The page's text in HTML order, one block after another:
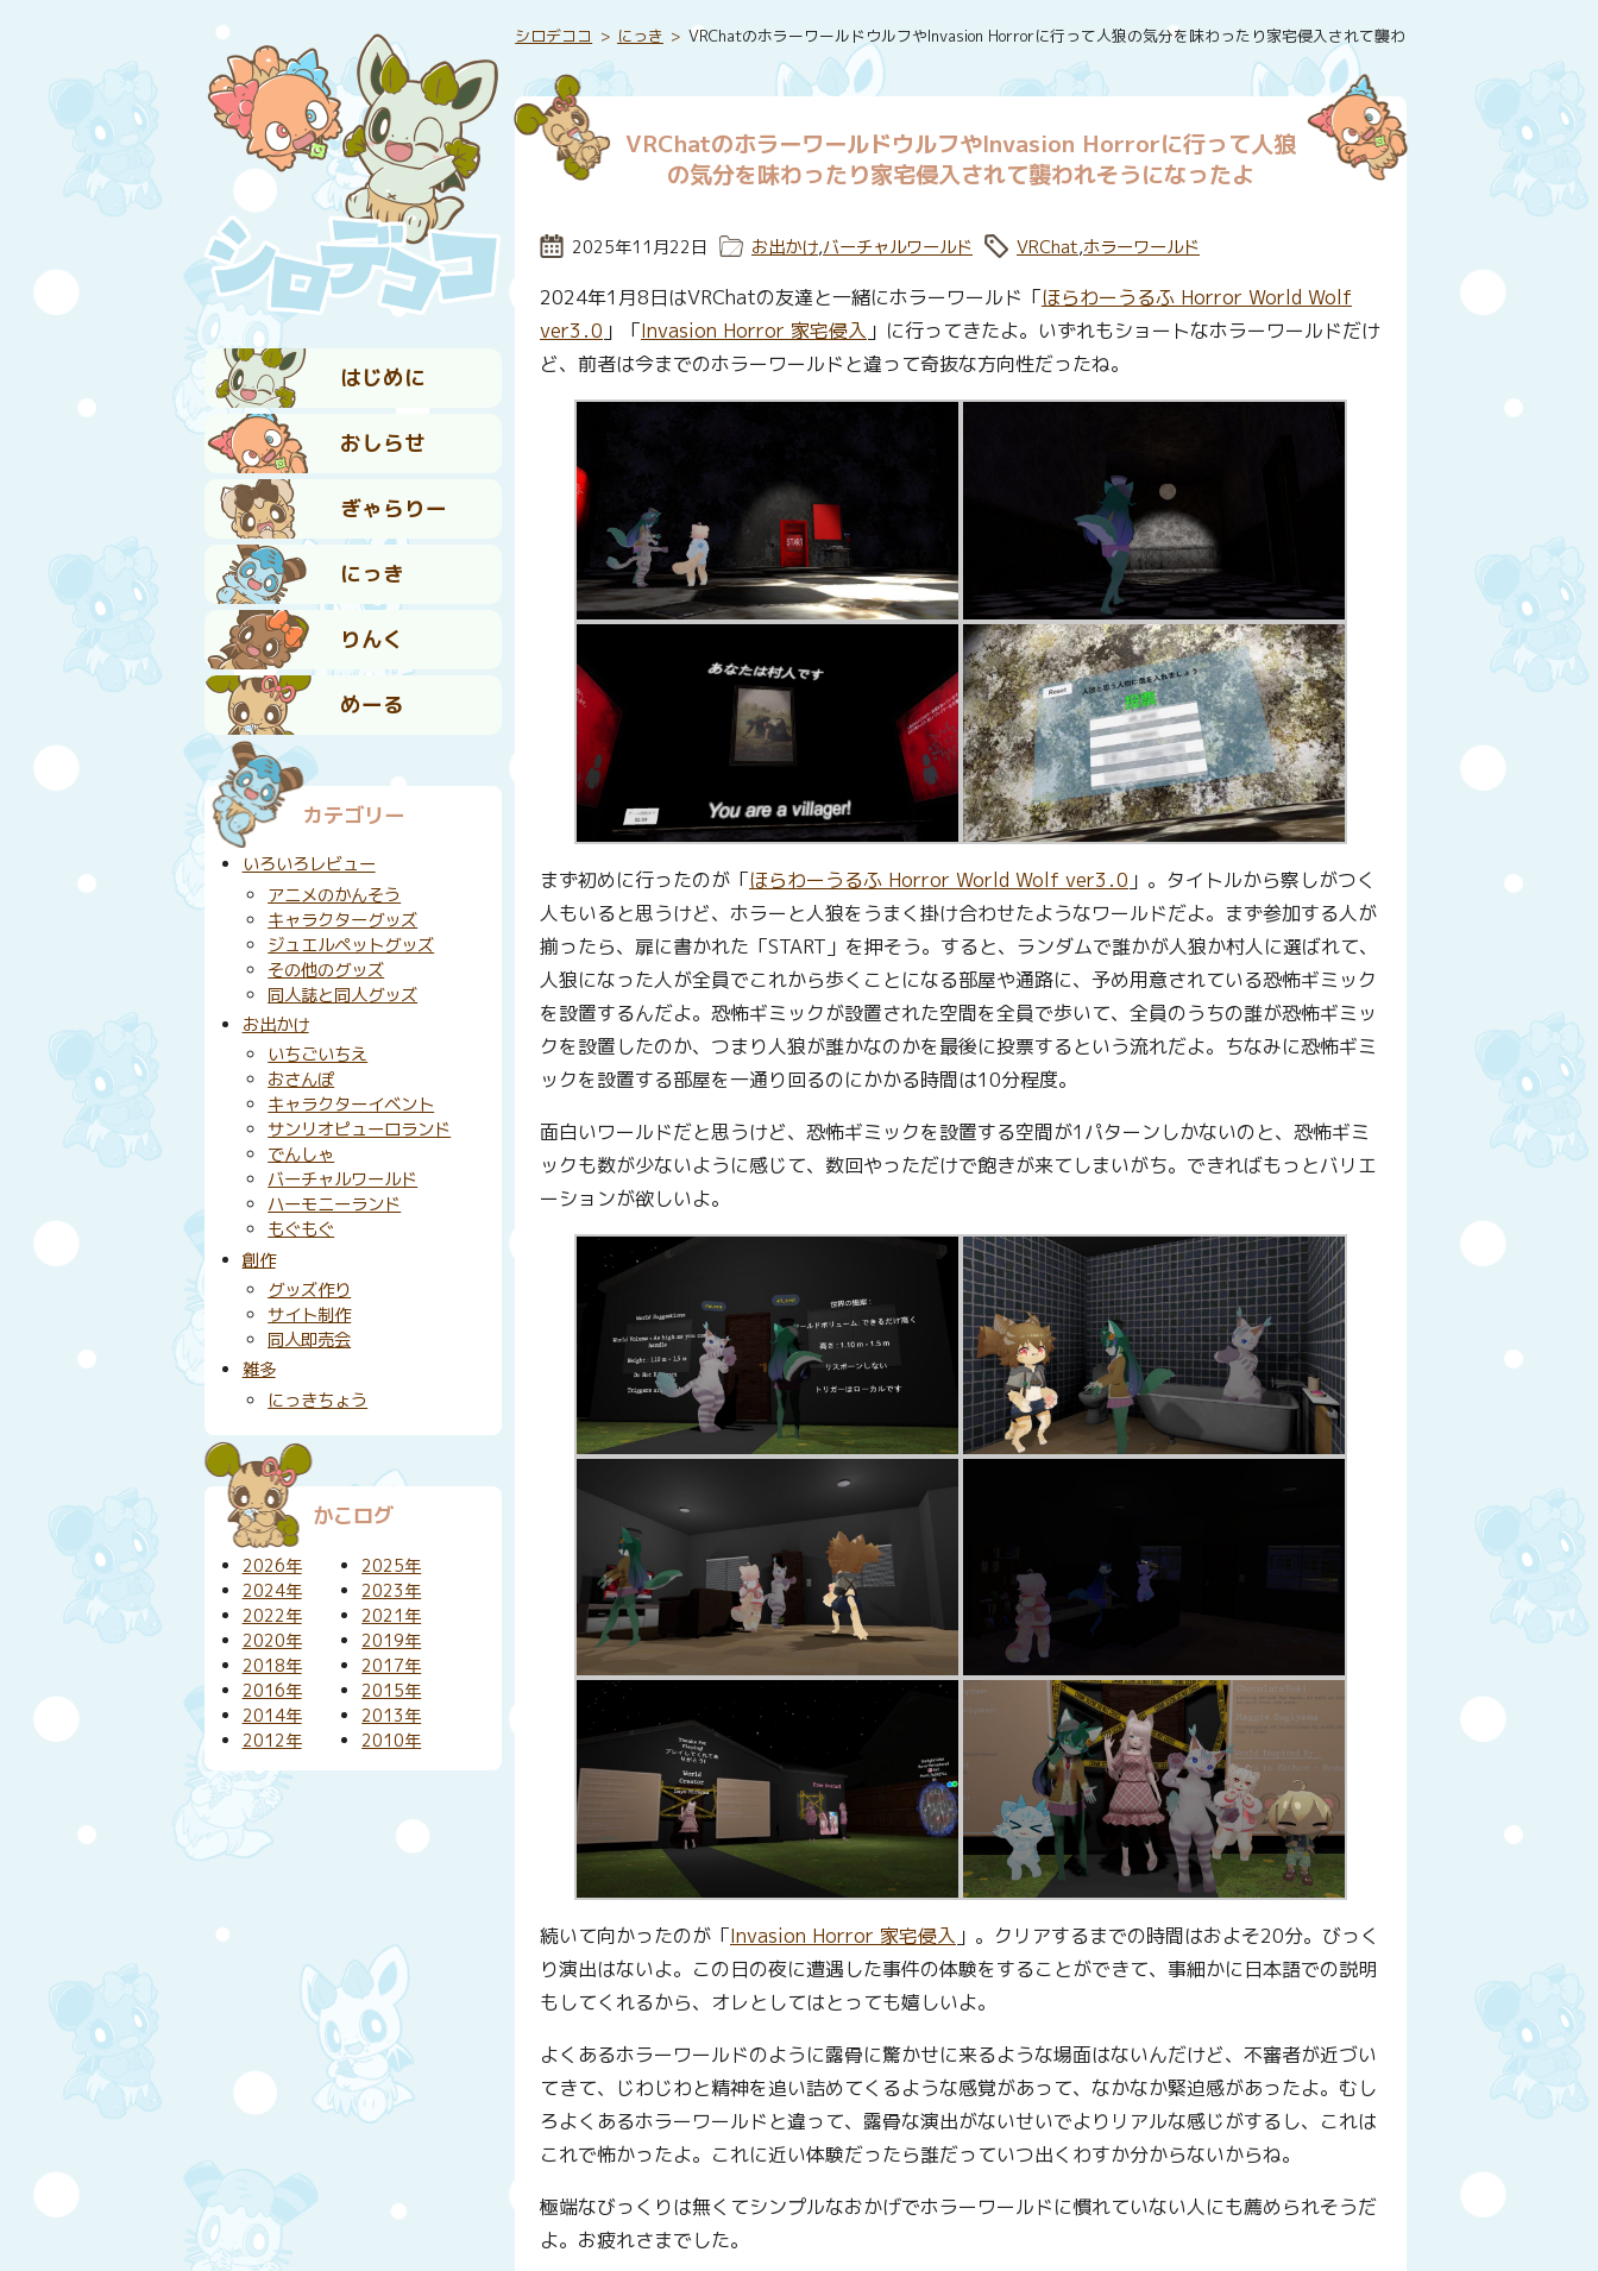
はじめに
おしらせ
ぎゃらりー
にっき
りんく
めーる
シロデココ にっき VRChatのホラーワールドウルフやInvasion Horrorに行って人狼の気分を味わったり家宅侵入されて襲われそうになったよ
VRChatのホラーワールドウルフやInvasion Horrorに行って人狼
の気分を味わったり家宅侵入されて襲われそうになったよ
投稿日:
2025年11月22日 カテゴリー:
お出かけ,バーチャルワールド タグ:
VRChat,ホラーワールド
2024年1月8日はVRChatの友達と一緒にホラーワールド「ほらわーうるふ Horror World Wolf
ver3․0 」「Invasion Horror 家宅侵入 」に行ってきたよ。いずれもショートなホラーワールドだけ
ど、前者は今までのホラーワールドと違って奇抜な方向性だったね。
まず初めに行ったのが「ほらわーうるふ Horror World Wolf ver3․0 」。タイトルから察しがつく
人もいると思うけど、ホラーと人狼をうまく掛け合わせたようなワールドだよ。まず参加する人が
揃ったら、扉に書かれた「START」を押そう。すると、ランダムで誰かが人狼か村人に選ばれて、
人狼になった人が全員でこれから歩くことになる部屋や通路に、予め用意されている恐怖ギミック
を設置するんだよ。恐怖ギミックが設置された空間を全員で歩いて、全員のうちの誰が恐怖ギミッ
クを設置したのか、つまり人狼が誰かなのかを最後に投票するという流れだよ。ちなみに恐怖ギミ
ックを設置する部屋を一通り回るのにかかる時間は10分程度。
面白いワールドだと思うけど、恐怖ギミックを設置する空間が1パターンしかないのと、恐怖ギミ
ックも数が少ないように感じて、数回やっただけで飽きが来てしまいがち。できればもっとバリエ
ーションが欲しいよ。
続いて向かったのが「Invasion Horror 家宅侵入 」。クリアするまでの時間はおよそ20分。びっく
り演出はないよ。この日の夜に遭遇した事件の体験をすることができて、事細かに日本語での説明
もしてくれるから、オレとしてはとっても嬉しいよ。
よくあるホラーワールドのように露骨に驚かせに来るような場面はないんだけど、不審者が近づい
てきて、じわじわと精神を追い詰めてくるような感覚があって、なかなか緊迫感があったよ。むし
ろよくあるホラーワールドと違って、露骨な演出がないせいでよりリアルな感じがするし、これは
これで怖かったよ。これに近い体験だったら誰だっていつ出くわすか分からないからね。
極端なびっくりは無くてシンプルなおかげでホラーワールドに慣れていない人にも薦められそうだ
よ。お疲れさまでした。
カテゴリー
いろいろレビュー
アニメのかんそう
キャラクターグッズ
ジュエルペットグッズ
その他のグッズ
同人誌と同人グッズ
お出かけ
いちごいちえ
おさんぽ
キャラクターイベント
サンリオピューロランド
でんしゃ
バーチャルワールド
ハーモニーランド
もぐもぐ
創作
グッズ作り
サイト制作
同人即売会
雑多
にっきちょう
かこログ
2026年
2025年
2024年
2023年
2022年
2021年
2020年
2019年
2018年
2017年
2016年
2015年
2014年
2013年
2012年
2010年